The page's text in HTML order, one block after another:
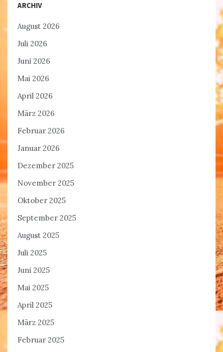
ARCHIV
August 2026
Juli 2026
Juni 2026
Mai 2026
April 2026
März 2026
Februar 2026
Januar 2026
Dezember 2025
November 2025
Oktober 2025
September 2025
August 2025
Juli 2025
Juni 2025
Mai 2025
April 2025
März 2025
Februar 2025